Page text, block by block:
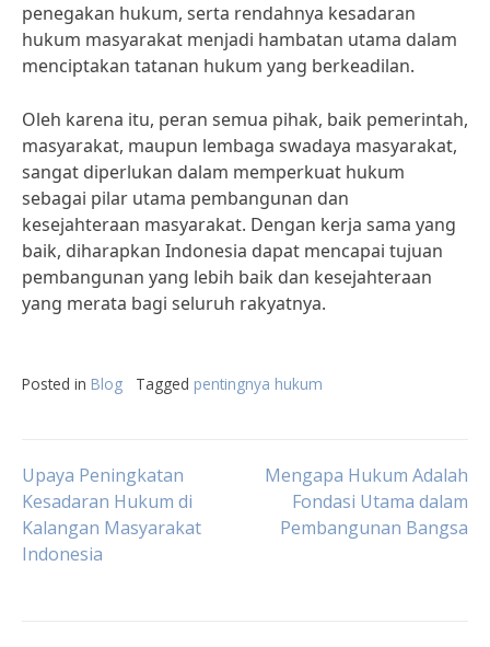
penegakan hukum, serta rendahnya kesadaran
hukum masyarakat menjadi hambatan utama dalam
menciptakan tatanan hukum yang berkeadilan.
Oleh karena itu, peran semua pihak, baik pemerintah,
masyarakat, maupun lembaga swadaya masyarakat,
sangat diperlukan dalam memperkuat hukum
sebagai pilar utama pembangunan dan
kesejahteraan masyarakat. Dengan kerja sama yang
baik, diharapkan Indonesia dapat mencapai tujuan
pembangunan yang lebih baik dan kesejahteraan
yang merata bagi seluruh rakyatnya.
Posted in Blog Tagged pentingnya hukum
Post
navigation
Upaya Peningkatan
Kesadaran Hukum di
Kalangan Masyarakat
Indonesia
Mengapa Hukum Adalah
Fondasi Utama dalam
Pembangunan Bangsa